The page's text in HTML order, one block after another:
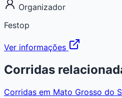
Organizador
Festop
Ver informações
Corridas
Corridas em Mato Grosso do